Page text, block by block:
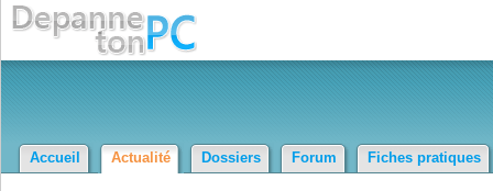
Accueil Actualité Dossiers Forum Fiches pratiques